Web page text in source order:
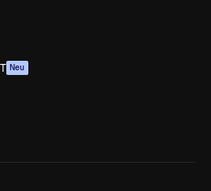
Neu